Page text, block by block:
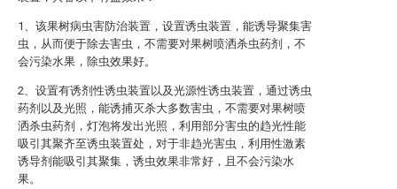
1、该果树病虫害防治装置，设置诱虫装置，能诱导聚集害
虫，从而便于除去害虫，不需要对果树喷洒杀虫药剂，不
会污染水果，除虫效果好。
2、设置有诱剂性诱虫装置以及光源性诱虫装置，通过诱虫
药剂以及光照，能诱捕灭杀大多数害虫，不需要对果树喷
洒杀虫药剂，灯泡将发出光照，利用部分害虫的趋光性能
吸引其聚齐至诱虫装置处，对于非趋光害虫，利用性激素
诱导剂能吸引其聚集，诱虫效果非常好，且不会污染水
果。